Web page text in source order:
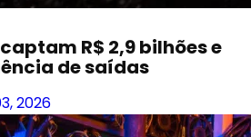
R$ 2,9 bilhões e
de saídas
2026